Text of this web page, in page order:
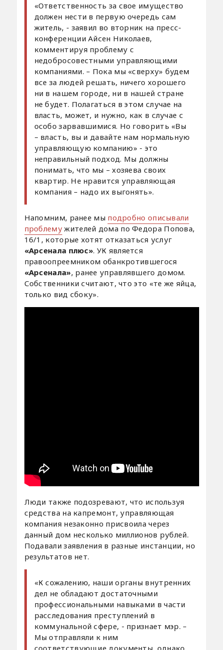
«Ответственность за свое имущество
должен нести в первую очередь сам
житель, - заявил во вторник на пресс-
конференции Айсен Николаев,
комментируя проблему с
недобросовестными управляющими
компаниями. – Пока мы «сверху» будем
все за людей решать, ничего хорошего
ни в нашем городе, ни в нашей стране
не будет. Полагаться в этом случае на
власть, может, и нужно, как в случае с
особо зарвавшимися. Но говорить «Вы
– власть, вы и давайте нам нормальную
управляющую компанию» - это
неправильный подход. Мы должны
понимать, что мы – хозяева своих
квартир. Не нравится управляющая
компания – надо их выгонять».
Напомним, ранее мы подробно описывали
проблему жителей дома по Федора Попова,
16/1, которые хотят отказаться услуг
«Арсенала плюс». УК является
правоопреемником обанкротившегося
«Арсенала», ранее управлявшего домом.
Собственники считают, что это «те же яйца,
только вид сбоку».
Люди также подозревают, что используя
средства на капремонт, управляющая
компания незаконно присвоила через
данный дом несколько миллионов рублей.
Подавали заявления в разные инстанции, но
результатов нет.
«К сожалению, наши органы внутренних
дел не обладают достаточными
профессиональными навыками в части
расследования преступлений в
коммунальной сфере, - признает мэр. –
Мы отправляли к ним